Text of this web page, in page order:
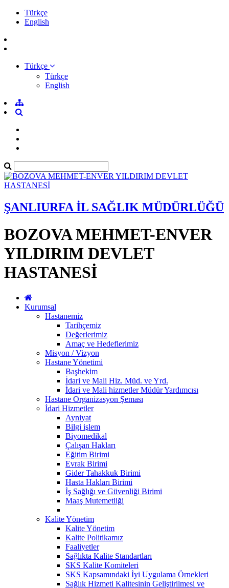
Türkçe
English
Türkçe
Türkçe
English
ŞANLIURFA İL SAĞLIK MÜDÜRLÜĞÜ
BOZOVA MEHMET-ENVER
YILDIRIM DEVLET
HASTANESİ
Kurumsal
Hastanemiz
Tarihçemiz
Değerlerimiz
Amaç ve Hedeflerimiz
Misyon / Vizyon
Hastane Yönetimi
Başhekim
İdari ve Mali Hiz. Müd. ve Yrd.
İdari ve Mali hizmetler Müdür Yardımcısı
Hastane Organizasyon Şeması
İdari Hizmetler
Ayniyat
Bilgi işlem
Biyomedikal
Çalışan Hakları
Eğitim Birimi
Evrak Birimi
Gider Tahakkuk Birimi
Hasta Hakları Birimi
İş Sağlığı ve Güvenliği Birimi
Maaş Mutemetliği
Kalite Yönetim
Kalite Yönetim
Kalite Politikamız
Faaliyetler
Sağlıkta Kalite Standartları
SKS Kalite Komiteleri
SKS Kapsamındaki İyi Uygulama Örnekleri
Sağlık Hizmeti Kalitesinin Geliştirilmesi ve